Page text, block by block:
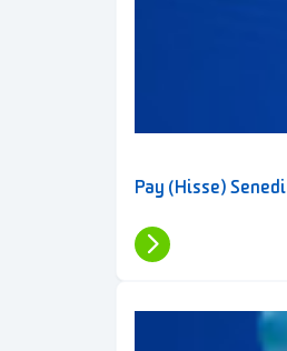
Pay (Hisse) Senedi